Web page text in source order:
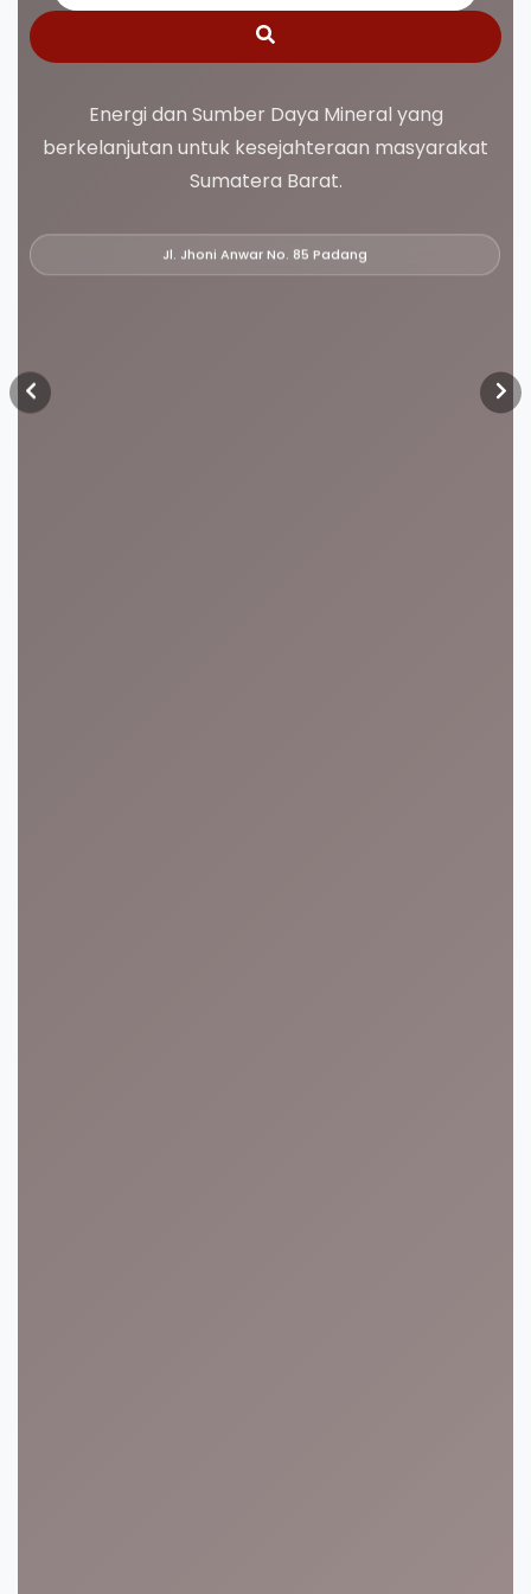
Energi dan Sumber Daya Mineral yang
berkelanjutan untuk kesejahteraan masyarakat
Sumatera Barat.
Jl. Jhoni Anwar No. 85 Padang